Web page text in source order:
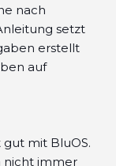
nach
setzt
erstellt
auf
mit BluOS.
nicht immer